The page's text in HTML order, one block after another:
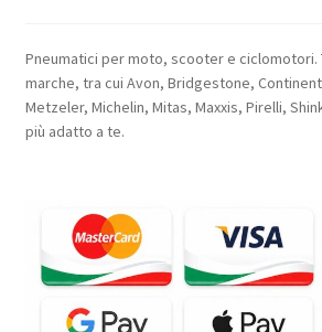
Pneumatici per moto, scooter e
marche, tra cui Avon, Bridgestone,
Metzeler, Michelin, Mitas, Maxxis, Pirelli,
più adatto a te.